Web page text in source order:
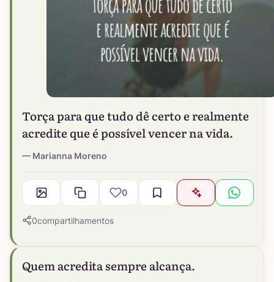
Torça para que tudo dê certo e realmente
acredite que é possível vencer na vida.
Marianna Moreno
0
0compartilhamentos
Quem acredita sempre alcança.